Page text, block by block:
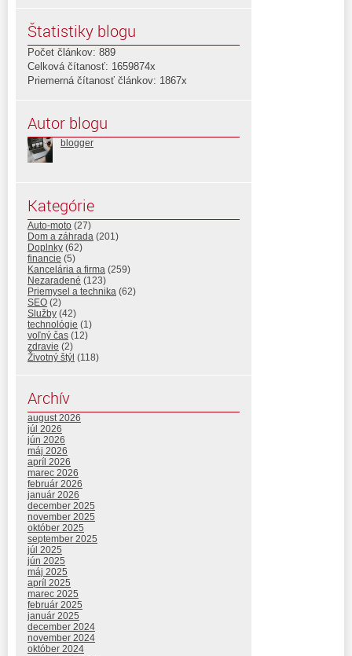
Štatistiky blogu
Počet článkov: 889
Celková čítanosť: 1659874x
Priemerná čítanosť článkov: 1867x
Autor blogu
blogger
Kategórie
Auto-moto (27)
Dom a záhrada (201)
Doplnky (62)
financie (5)
Kancelária a firma (259)
Nezaradené (123)
Priemysel a technika (62)
SEO (2)
Služby (42)
technológie (1)
voľný čas (12)
zdravie (2)
Životný štýl (118)
Archív
august 2026
júl 2026
jún 2026
máj 2026
apríl 2026
marec 2026
február 2026
január 2026
december 2025
november 2025
október 2025
september 2025
júl 2025
jún 2025
máj 2025
apríl 2025
marec 2025
február 2025
január 2025
december 2024
november 2024
október 2024